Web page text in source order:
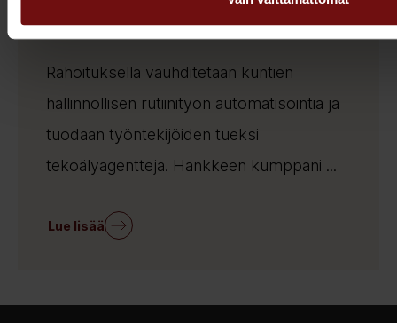
tekoälyagentteihin
Rahoituksella vauhditetaan kuntien
hallinnollisen rutiinityön automatisointia ja
tuodaan työntekijöiden tueksi
tekoälyagentteja. Hankkeen kumppani ...
Lue lisää